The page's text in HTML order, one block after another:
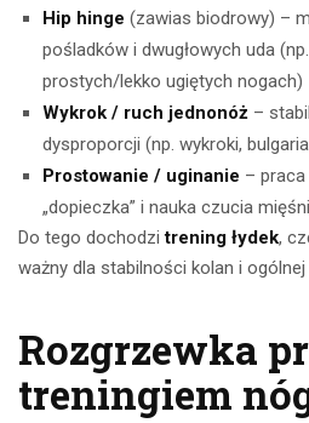
Hip hinge (zawias biodrowy) –
pośladków i dwugłowych uda
prostych/lekko ugiętych nogach)
Wykrok / ruch jednonóż –
dysproporcji (np. wykroki,
Prostowanie / uginanie –
„dopieczka” i nauka czucia mięśni
Do tego dochodzitrening łydek,
ważny dla stabilności kolan i ogólnej
Rozgrzewka
treningiem